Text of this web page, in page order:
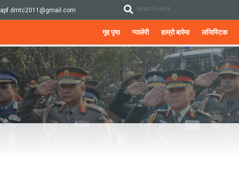
apf.dmtc2011@gmail.com
गृह पृष्ठ ग्यालेरी हाम्रो बारेमा लजिस्टिक